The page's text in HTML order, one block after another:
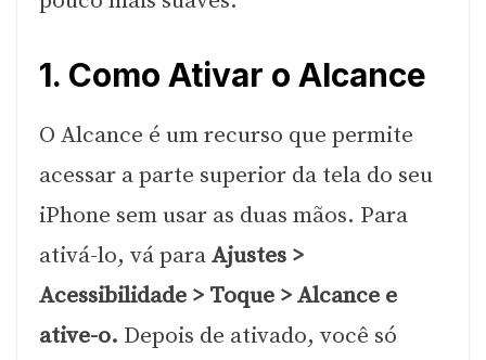
1. Como Ativar o Alcance
O Alcance é um recurso que permite
acessar a parte superior da tela do seu
iPhone sem usar as duas mãos. Para
ativá-lo, vá paraAjustes >
Acessibilidade > Toque > Alcance e
ative-o. Depois de ativado, você só